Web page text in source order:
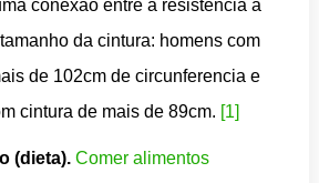
conexão entre a resistência à
da cintura: homens com
de 102cm de circunferencia e
cintura de mais de 89cm. [1]
(dieta). Comer alimentos